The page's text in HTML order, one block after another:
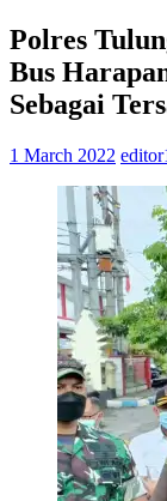
Polres
Bus
Sebagai
1 March 2022